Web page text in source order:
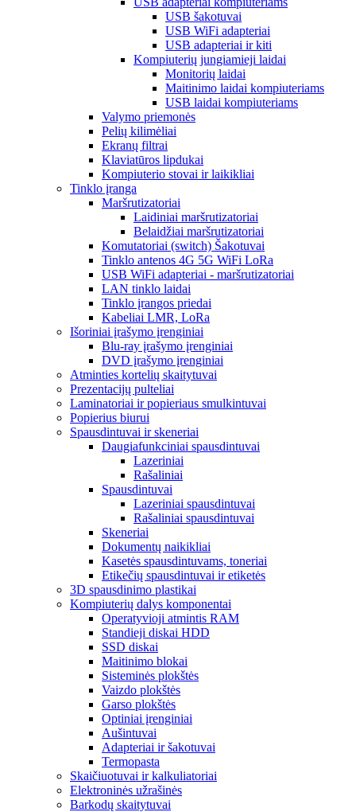
USB šakotuvai
USB WiFi adapteriai
USB adapteriai ir kiti
Kompiuterių jungiamieji laidai
Monitorių laidai
Maitinimo laidai kompiuteriams
USB laidai kompiuteriams
Valymo priemonės
Pelių kilimėliai
Ekranų filtrai
Klaviatūros lipdukai
Kompiuterio stovai ir laikikliai
Tinklo įranga
Maršrutizatoriai
Laidiniai maršrutizatoriai
Belaidžiai maršrutizatoriai
Komutatoriai (switch) Šakotuvai
Tinklo antenos 4G 5G WiFi LoRa
USB WiFi adapteriai - maršrutizatoriai
LAN tinklo laidai
Tinklo įrangos priedai
Kabeliai LMR, LoRa
Išoriniai įrašymo įrenginiai
Blu-ray įrašymo įrenginiai
DVD įrašymo įrenginiai
Atminties kortelių skaitytuvai
Prezentacijų pulteliai
Laminatoriai ir popieriaus smulkintuvai
Popierius biurui
Spausdintuvai ir skeneriai
Daugiafunkciniai spausdintuvai
Lazeriniai
Rašaliniai
Spausdintuvai
Lazeriniai spausdintuvai
Rašaliniai spausdintuvai
Skeneriai
Dokumentų naikikliai
Kasetės spausdintuvams, toneriai
Etikečių spausdintuvai ir etiketės
3D spausdinimo plastikai
Kompiuterių dalys komponentai
Operatyvioji atmintis RAM
Standieji diskai HDD
SSD diskai
Maitinimo blokai
Sisteminės plokštės
Vaizdo plokštės
Garso plokštės
Optiniai įrenginiai
Aušintuvai
Adapteriai ir šakotuvai
Termopasta
Skaičiuotuvai ir kalkuliatoriai
Elektroninės užrašinės
Barkodų skaitytuvai